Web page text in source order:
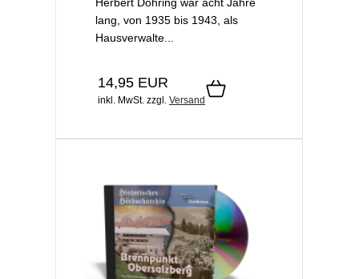
lang, von 1935 bis 1943, als
Hausverwalte...
14,95 EUR
inkl. MwSt. zzgl. Versand